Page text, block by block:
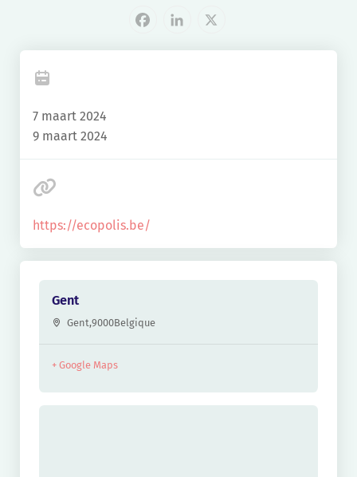
Facebook
LinkedIn
X
7 maart 2024
9 maart 2024
https://ecopolis.be/
Gent
Gent,9000Belgique
+ Google Maps